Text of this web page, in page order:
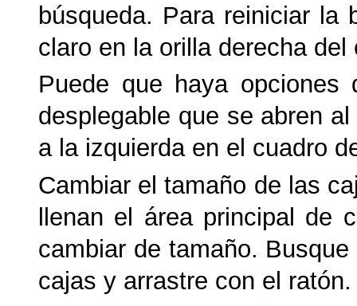
búsqueda. Para reiniciar la
claro en la orilla derecha
Puede que haya
desplegable que se abren
a la izquierda en el cuadro
Cambiar el tamaño de las
llenan el área principal de
cambiar de tamaño.
cajas y arrastre con el ratón.